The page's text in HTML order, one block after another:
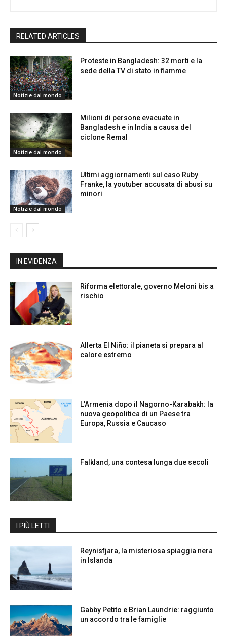
RELATED ARTICLES
Notizie dal mondo
Proteste in Bangladesh: 32 morti e la
sede della TV di stato in fiamme
Notizie dal mondo
Milioni di persone evacuate in
Bangladesh e in India a causa del
ciclone Remal
Notizie dal mondo
Ultimi aggiornamenti sul caso Ruby
Franke, la youtuber accusata di abusi su
minori
IN EVIDENZA
Riforma elettorale, governo Meloni bis a
rischio
Allerta El Niño: il pianeta si prepara al
calore estremo
L’Armenia dopo il Nagorno-Karabakh: la
nuova geopolitica di un Paese tra
Europa, Russia e Caucaso
Falkland, una contesa lunga due secoli
I PIÙ LETTI
Reynisfjara, la misteriosa spiaggia nera
in Islanda
Gabby Petito e Brian Laundrie: raggiunto
un accordo tra le famiglie